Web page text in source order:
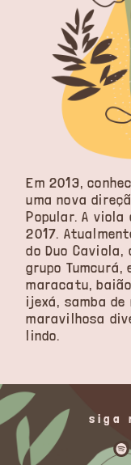
Em 2013,
uma nova
Popular. A
2017.
do Duo Caviola,
grupo Tumcurá,
maracatu,
ijexá, samba
maravilhosa
lindo.
siga